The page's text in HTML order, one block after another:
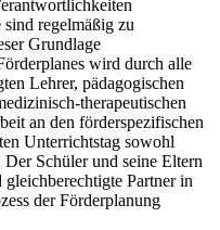
regelmäßig zu
Grundlage
wird durch alle
Lehrer, pädagogischen
therapeutischen
an den förderspezifischen
Unterrichtstag sowohl
Schüler und seine Eltern
Partner in
der Förderplanung